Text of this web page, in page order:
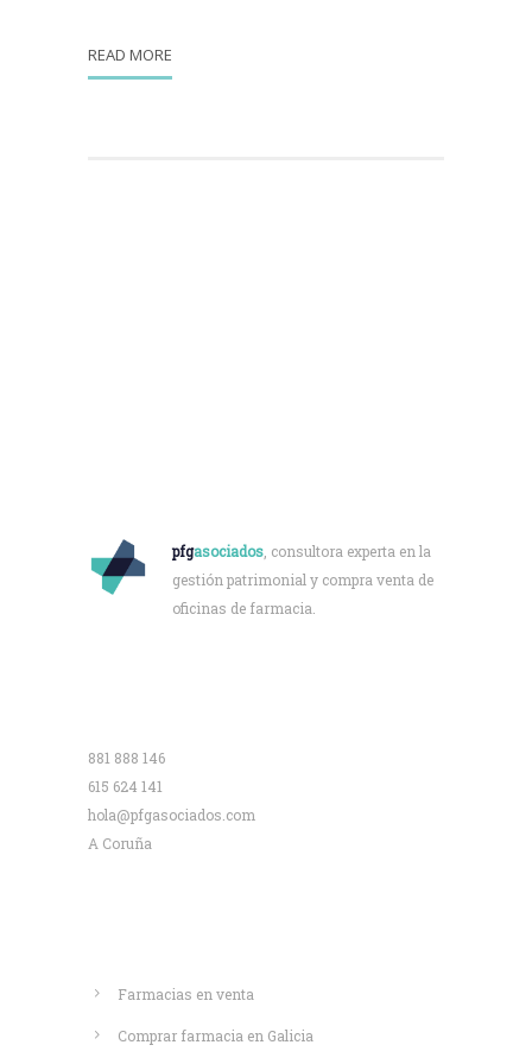
READ MORE
pfgasociados , consultora experta en la
gestión patrimonial y compra venta de
oficinas de farmacia.
881 888 146
615 624 141
hola@pfgasociados.com
A Coruña
Farmacias en venta
Comprar farmacia en Galicia